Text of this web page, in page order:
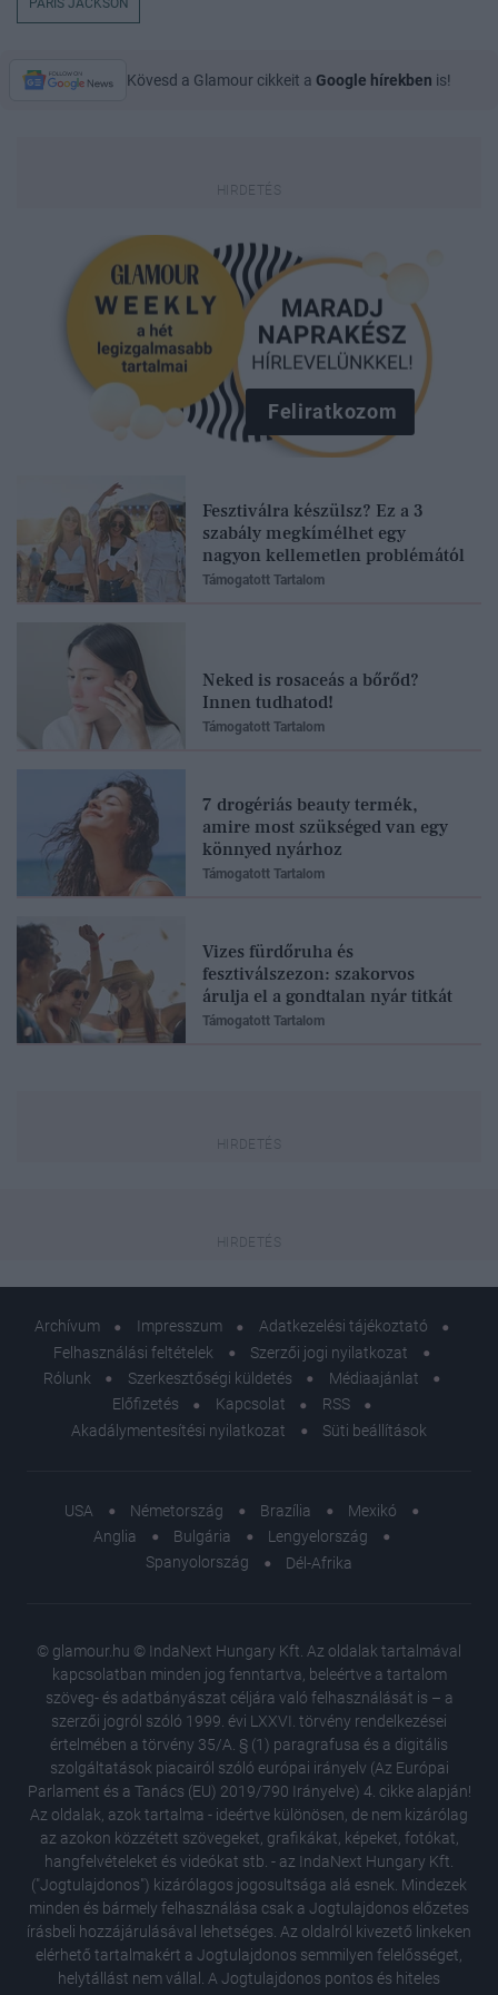
Óriási
PARIS JACKSON
Kövesd a Glamour cikkeit a Google hírekben is!
Feliratkozom
Fesztiválra készülsz? Ez a 3
szabály megkímélhet egy
nagyon kellemetlen problémától
Támogatott Tartalom
Neked is rosaceás a bőrőd?
Innen tudhatod!
Támogatott Tartalom
7 drogériás beauty termék,
amire most szükséged van egy
könnyed nyárhoz
Támogatott Tartalom
Vizes fürdőruha és
fesztiválszezon: szakorvos
árulja el a gondtalan nyár titkát
Támogatott Tartalom
Archívum Impresszum
Adatkezelési tájékoztató
Felhasználási feltételek
Szerzői jogi nyilatkozat
Rólunk
Szerkesztőségi küldetés
Médiaajánlat
Előfizetés
Kapcsolat
RSS
Akadálymentesítési nyilatkozat
Süti beállítások
USA Németország Brazília
Mexikó
Anglia
Bulgária
Lengyelország
Spanyolország
Dél-Afrika
© glamour.hu © IndaNext Hungary Kft. Az oldalak tartalmával
kapcsolatban minden jog fenntartva, beleértve a tartalom
szöveg- és adatbányászat céljára való felhasználását is – a
szerzői jogról szóló 1999. évi LXXVI. törvény rendelkezései
értelmében a törvény 35/A. § (1) paragrafusa és a digitális
szolgáltatások piacairól szóló európai irányelv (Az Európai
Parlament és a Tanács (EU) 2019/790 Irányelve) 4. cikke alapján!
Az oldalak, azok tartalma - ideértve különösen, de nem kizárólag
az azokon közzétett szövegeket, grafikákat, képeket, fotókat,
hangfelvételeket és videókat stb. - az IndaNext Hungary Kft.
("Jogtulajdonos") kizárólagos jogosultsága alá esnek. Mindezek
minden és bármely felhasználása csak a Jogtulajdonos előzetes
írásbeli hozzájárulásával lehetséges. Az oldalról kivezető linkeken
elérhető tartalmakért a Jogtulajdonos semmilyen felelősséget,
helytállást nem vállal. A Jogtulajdonos pontos és hiteles